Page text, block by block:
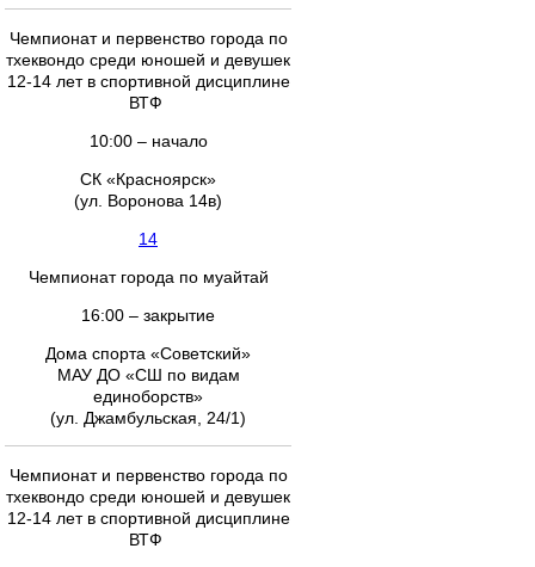
Чемпионат и первенство города по
тхеквондо среди юношей и девушек
12-14 лет в спортивной дисциплине
ВТФ
10:00 – начало
СК «Красноярск»
(ул. Воронова 14в)
14
Чемпионат города по муайтай
16:00 – закрытие
Дома спорта «Советский»
МАУ ДО «СШ по видам
единоборств»
(ул. Джамбульская, 24/1)
Чемпионат и первенство города по
тхеквондо среди юношей и девушек
12-14 лет в спортивной дисциплине
ВТФ